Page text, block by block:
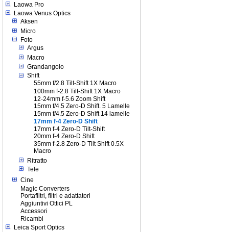
Laowa Pro
Laowa Venus Optics
Aksen
Micro
Foto
Argus
Macro
Grandangolo
Shift
55mm f/2.8 Tilt-Shift 1X Macro
100mm f-2.8 Tilt-Shift 1X Macro
12-24mm f-5.6 Zoom Shift
15mm f/4.5 Zero-D Shift. 5 Lamelle
15mm f/4.5 Zero-D Shift 14 lamelle
17mm f-4 Zero-D Shift
17mm f-4 Zero-D Tilt-Shift
20mm f-4 Zero-D Shift
35mm f-2.8 Zero-D Tilt Shift 0.5X
Macro
Ritratto
Tele
Cine
Magic Converters
Portafiltri, filtri e adattatori
Aggiuntivi Ottici PL
Accessori
Ricambi
Leica Sport Optics